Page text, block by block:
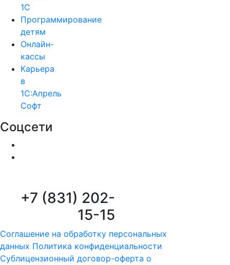
1С
Программирование
детям
Онлайн-
кассы
Карьера
в
1С:Апрель
Софт
Соцсети
+7 (831) 202-
15-15
Соглашение на обработку персональных
данных Политика конфиденциальности
Сублицензионный договор-оферта о